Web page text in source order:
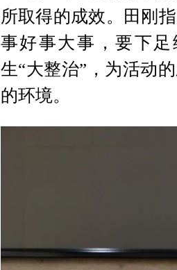
所取得的成效。田刚
事好事大事，要下
生“大整治”，为活动
的环境。